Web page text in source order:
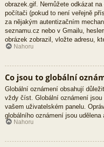
obrazek.gif. Nemůžete odkázat
počítači (pokud to není veřejně
za nějakým autentizačním
seznamu.cz nebo v Gmailu,
obrázek zobrazil, vložte adresu,
Nahoru
Co jsou to globální
Globální oznámení obsahují
vždy číst. Globální oznámení
vašem uživatelském panelu.
globálního oznámení jsou udělena
Nahoru